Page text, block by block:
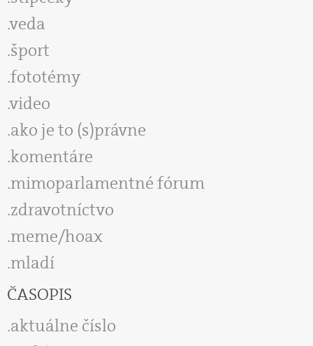
veda
šport
fototémy
video
ako je to (s)právne
komentáre
mimoparlamentné fórum
zdravotníctvo
meme/hoax
mladí
ČASOPIS
aktuálne číslo